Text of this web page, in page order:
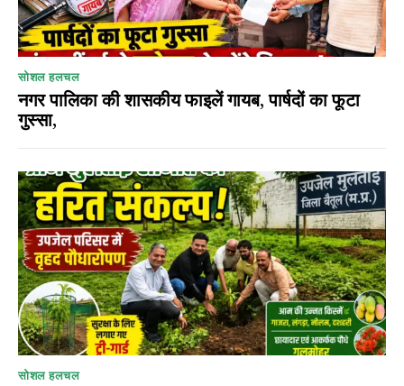
सोशल हलचल
नगर पालिका की शासकीय फाइलें गायब, पार्षदों का फूटा
गुस्सा,
सोशल हलचल